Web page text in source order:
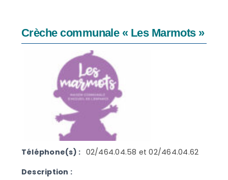
Crèche communale « Les Marmots »
Téléphone(s) : 02/464.04.58 et 02/464.04.62
Description :